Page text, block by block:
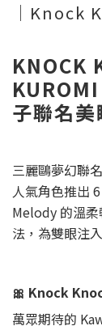
｜Knock
KNOCK
子聯名美
三麗鷗夢幻聯
人氣角色推出
Melody 的溫
法，為雙眼注
🎀 Knock
萬眾期待的